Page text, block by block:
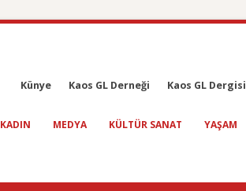
Künye Kaos GL Derneği Kaos GL Dergisi
KADIN MEDYA KÜLTÜR SANAT YAŞAM